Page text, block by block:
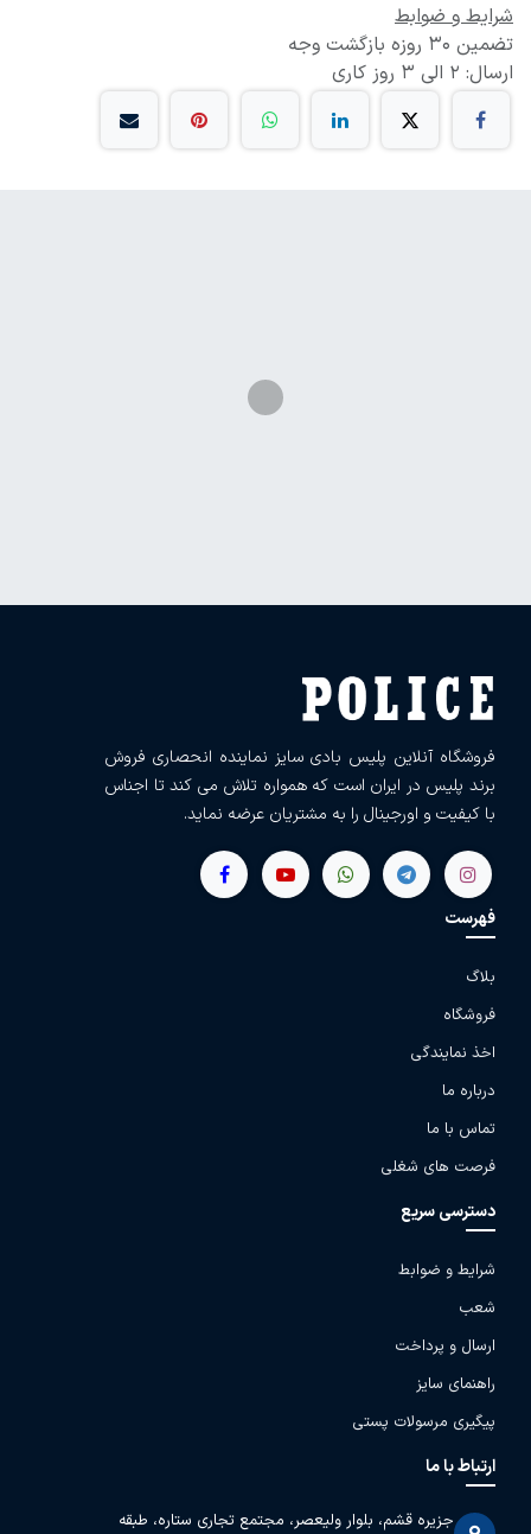
شرایط و ضوابط
تضمین 30 روزه بازگشت وجه
ارسال: 2 الی 3 روز کاری
فروشگاه آنلاین پلیس بادی سایز نماینده انحصاری فروش
برند پلیس در ایران است که همواره تلاش می کند تا اجناس
با کیفیت و اورجینال را به مشتریان عرضه نماید.
فهرست
بلاگ
فروشگاه
اخذ نمایندگی
درباره ما
تماس با ما
فرصت های شغلی
دسترسی سریع
شرایط و ضوابط
شعب
ارسال و پرداخت
راهنمای سایز
پیگیری مرسولات پستی
ارتباط با ما
جزیره قشم، بلوار ولیعصر، مجتمع تجاری ستاره، طبقه